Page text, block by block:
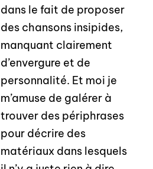
dans le fait de proposer
des chansons insipides,
manquant clairement
d’envergure et de
personnalité. Et moi je
m’amuse de galérer à
trouver des périphrases
pour décrire des
matériaux dans lesquels